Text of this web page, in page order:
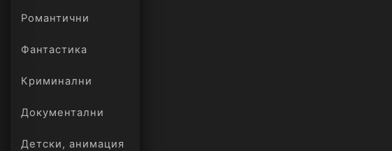
Романтични
Фантастика
Криминални
Документални
Детски, анимация